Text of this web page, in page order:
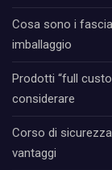
Cosa sono i
imballaggio
Prodotti “full
considerare
Corso di
vantaggi